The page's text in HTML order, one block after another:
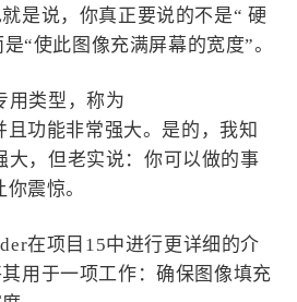
是说，你真正要说的不是“ 硬
“使此图像充满屏幕的宽度”。
用类型，称为
且功能非常强大。是的，我知
，但老实说：你可以做的事
震惊。
在项目15中进行更详细的介
用于一项工作：确保图像填充